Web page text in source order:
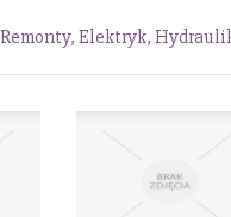
Remonty, Elektryk,